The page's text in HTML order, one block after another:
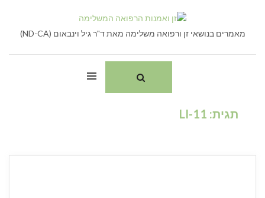
contentמאמרים בנושאי זן ורפואה משלימה מאת ד"ר גיל וינבאום (ND-CA)
תגית: LI-11